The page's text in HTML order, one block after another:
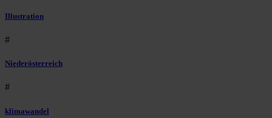
Illustration
#
Niederösterreich
#
klimawandel